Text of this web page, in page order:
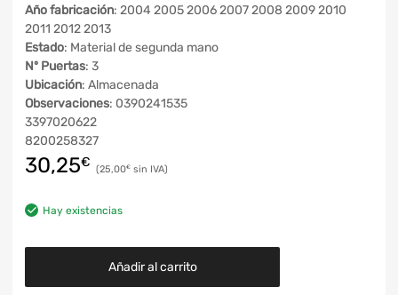
Año fabricación: 2004 2005 2006 2007 2008 2009 2010
2011 2012 2013
Estado: Material de segunda mano
Nº Puertas: 3
Ubicación: Almacenada
Observaciones: 0390241535
3397020622
8200258327
30,25€ 25,00€
Hay existencias
Añadir al carrito